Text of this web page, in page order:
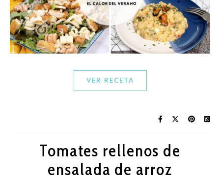
VER RECETA
Tomates rellenos de
ensalada de arroz